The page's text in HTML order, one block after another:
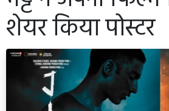
शेयर किया पोस्टर